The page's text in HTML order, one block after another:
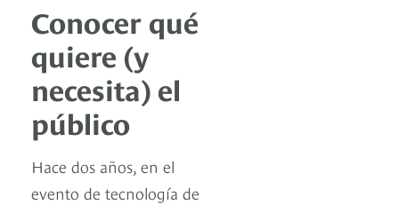
Conocer qué
quiere (y
necesita) el
público
Hace dos años, en el
evento de tecnología de